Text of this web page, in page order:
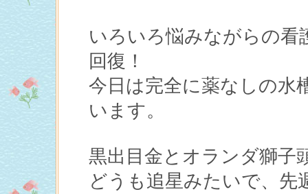
いろいろ悩みながらの看
回復！
今日は完全に薬なしの水
います。
黒出目金とオランダ獅子
どうも追星みたいで、